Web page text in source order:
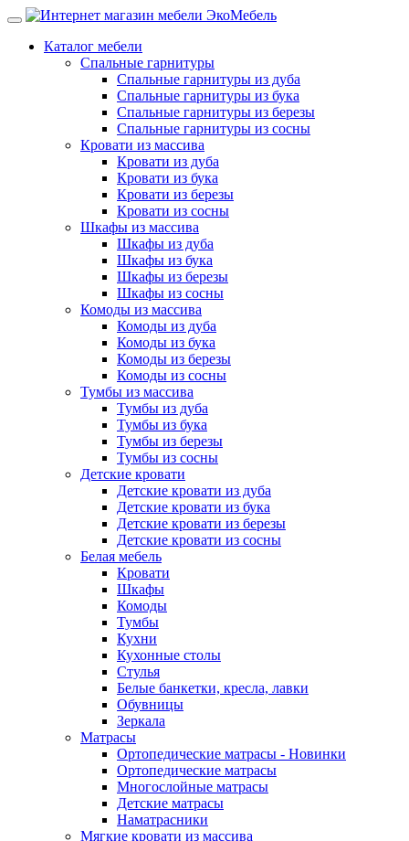
Каталог мебели
Спальные гарнитуры
Спальные гарнитуры из дуба
Спальные гарнитуры из бука
Спальные гарнитуры из березы
Спальные гарнитуры из сосны
Кровати из массива
Кровати из дуба
Кровати из бука
Кровати из березы
Кровати из сосны
Шкафы из массива
Шкафы из дуба
Шкафы из бука
Шкафы из березы
Шкафы из сосны
Комоды из массива
Комоды из дуба
Комоды из бука
Комоды из березы
Комоды из сосны
Тумбы из массива
Тумбы из дуба
Тумбы из бука
Тумбы из березы
Тумбы из сосны
Детские кровати
Детские кровати из дуба
Детские кровати из бука
Детские кровати из березы
Детские кровати из сосны
Белая мебель
Кровати
Шкафы
Комоды
Тумбы
Кухни
Кухонные столы
Стулья
Белые банкетки, кресла, лавки
Обувницы
Зеркала
Матрасы
Ортопедические матрасы - Новинки
Ортопедические матрасы
Многослойные матрасы
Детские матрасы
Наматрасники
Мягкие кровати из массива